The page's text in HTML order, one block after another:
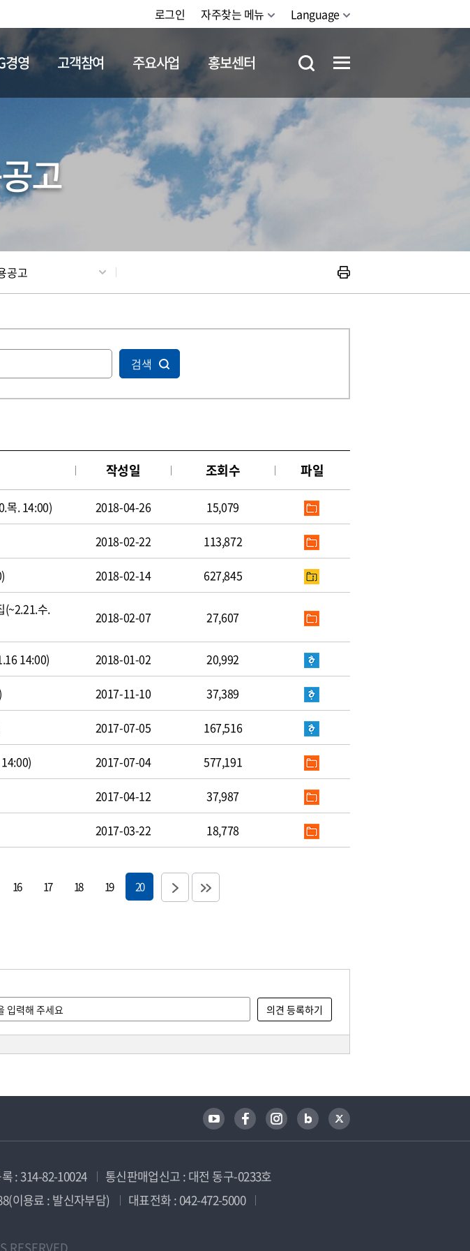
로그인 자주찾는 메뉴 Language
채용정보
경영 고객참여 주요사업 홍보센터
고
공고
검색
작성일 조회수 파일
목. 14:00) 2018-04-26 15,079
2018-02-22 113,872
2018-02-14 627,845
(~2.21.수.
2018-02-07 27,607
14:00) 2018-01-02 20,992
2017-11-10 37,389
2017-07-05 167,516
2017-07-04 577,191
2017-04-12 37,987
2017-03-22 18,778
16 17 18 19 20
: 314-82-10024
통신판매업신고 : 대전 동구-0233호
이용료 : 발신자부담)
대표전화 : 042-472-5000